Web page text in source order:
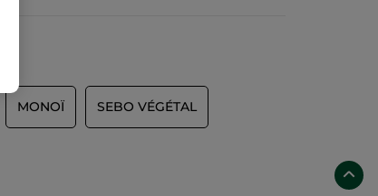
MONOÏ SEBO VÉGÉTAL